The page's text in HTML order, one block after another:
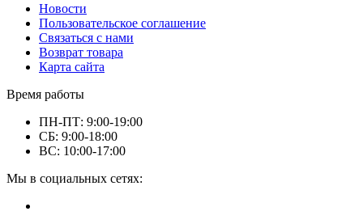
Новости
Пользовательское соглашение
Связаться с нами
Возврат товара
Карта сайта
Время работы
ПН-ПТ: 9:00-19:00
СБ: 9:00-18:00
ВС: 10:00-17:00
Мы в социальных сетях: